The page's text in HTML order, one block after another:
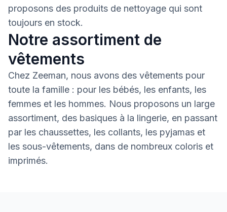
proposons des produits de nettoyage qui sont
toujours en stock.
Notre assortiment de
vêtements
Chez Zeeman, nous avons des vêtements pour
toute la famille : pour les bébés, les enfants, les
femmes et les hommes. Nous proposons un large
assortiment, des basiques à la lingerie, en passant
par les chaussettes, les collants, les pyjamas et
les sous-vêtements, dans de nombreux coloris et
imprimés.